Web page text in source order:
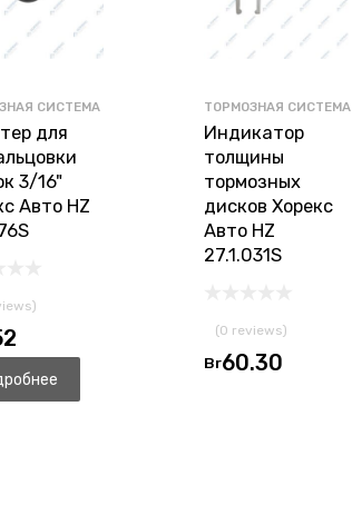
СИСТЕМА
для
3/16"
Авто HZ
ТОРМОЗНАЯ СИСТЕМА
Индикатор
толщины
тормозных
дисков Хорекс
Авто HZ
27.1.031S
(0 reviews)
Br60.30